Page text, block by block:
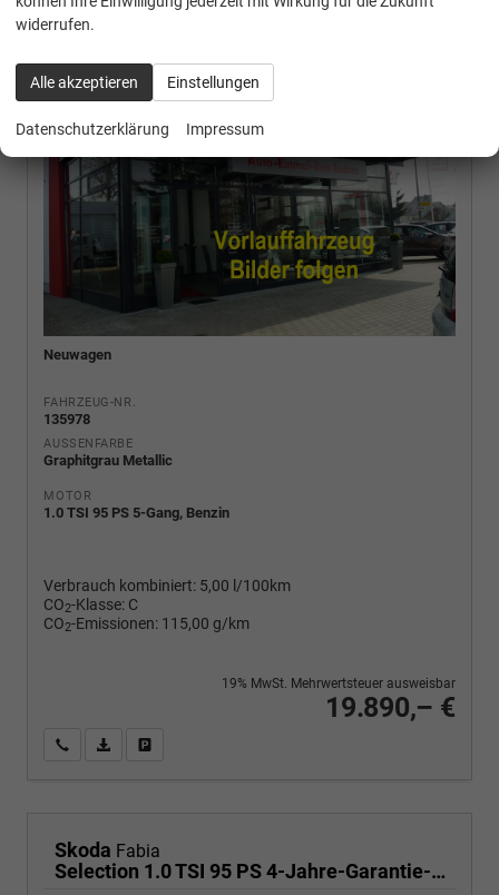
Neuwagen
FAHRZEUG-NR.
135978
AUSSENFARBE
Graphitgrau Metallic
MOTOR
1.0 TSI 95 PS 5-Gang, Benzin
Verbrauch kombiniert: 5,00 l/100km
CO2-Klasse: C
CO2-Emissionen: 115,00 g/km
19.890,– €
19% MwSt. Mehrwertsteuer ausweisbar
Wir rufen Sie anPDF-Fahrzeugexposé drucken
Skoda Fabia
Selection 1.0 TSI 95 PS 4-Jahre-Garantie-AppleCarPlay-AndroidAuto-LED-PDC-Sitzheizung-DAB-Klima
widerrufen.
Alle akzeptieren Einstellungen
Datenschutzerklärung Impressum